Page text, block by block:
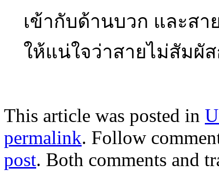
เข้ากับด้านบวก และส
ให้แน่ใจว่าสายไม่สัมผั
This article was posted in
permalink. Follow
post. Both comments and